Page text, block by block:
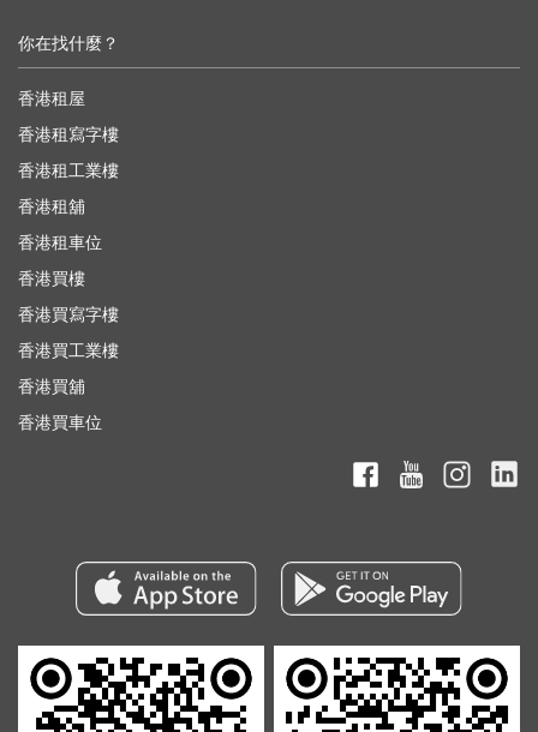
你在找什麼？
香港租屋
香港租寫字樓
香港租工業樓
香港租舖
香港租車位
香港買樓
香港買寫字樓
香港買工業樓
香港買舖
香港買車位